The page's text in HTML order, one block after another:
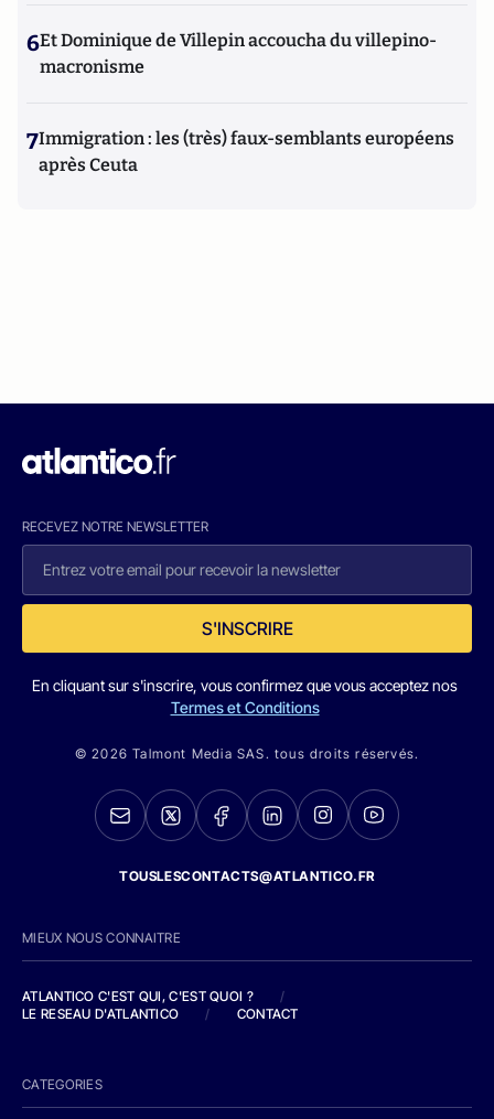
6Et Dominique de Villepin accoucha du villepino-
macronisme
7Immigration : les (très) faux-semblants européens
après Ceuta
RECEVEZ NOTRE NEWSLETTER
S'INSCRIRE
En cliquant sur s'inscrire, vous confirmez que vous acceptez nos
Termes et Conditions
© 2026 Talmont Media SAS. tous droits réservés.
TOUSLESCONTACTS@ATLANTICO.FR
MIEUX NOUS CONNAITRE
ATLANTICO C'EST QUI, C'EST QUOI ?
/
LE RESEAU D'ATLANTICO
/ CONTACT
CATEGORIES